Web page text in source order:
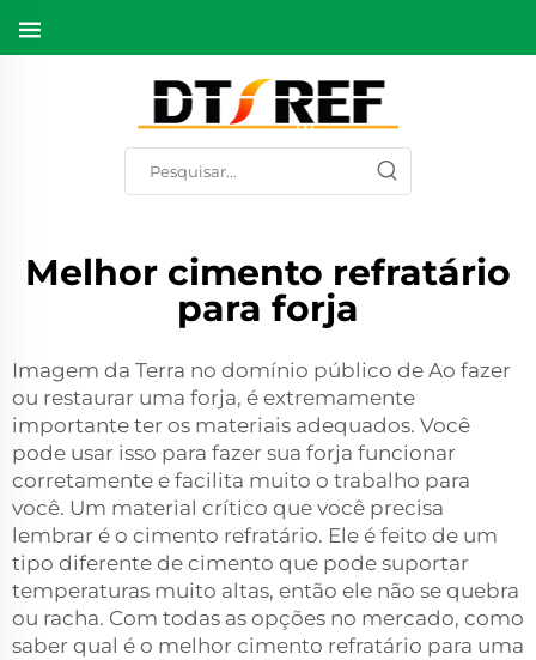
Melhor cimento refratário
para forja
Imagem da Terra no domínio público de Ao fazer
ou restaurar uma forja, é extremamente
importante ter os materiais adequados. Você
pode usar isso para fazer sua forja funcionar
corretamente e facilita muito o trabalho para
você. Um material crítico que você precisa
lembrar é o cimento refratário. Ele é feito de um
tipo diferente de cimento que pode suportar
temperaturas muito altas, então ele não se quebra
ou racha. Com todas as opções no mercado, como
saber qual é o melhor cimento refratário para uma